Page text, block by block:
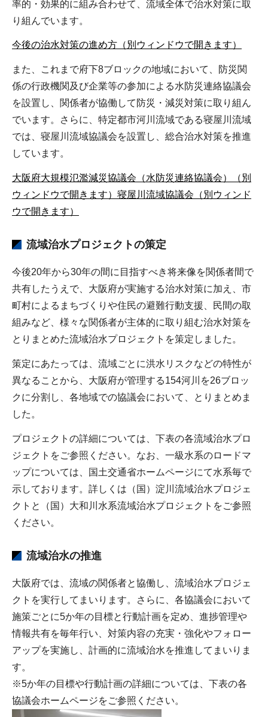
率的・効果的に組み合わせて、流域全体で治水対策に取
り組んでいます。
今後の治水対策の進め方（別ウィンドウで開きます）
また、これまで府下8ブロックの地域において、防災関
係の行政機関及び企業等の参加による水防災連絡協議会
を設置し、関係者が協働して防災・減災対策に取り組ん
でいます。さらに、特定都市河川流域である寝屋川流域
では、寝屋川流域協議会を設置し、総合治水対策を推進
しています。
大阪府大規模氾濫減災協議会（水防災連絡協議会）（別
ウィンドウで開きます） 寝屋川流域協議会（別ウィンド
ウで開きます）
流域治水プロジェクトの策定
今後20年から30年の間に目指すべき将来像を関係者間で
共有したうえで、大阪府が実施する治水対策に加え、市
町村によるまちづくりや住民の避難行動支援、民間の取
組みなど、様々な関係者が主体的に取り組む治水対策を
とりまとめた流域治水プロジェクトを策定しました。
策定にあたっては、流域ごとに洪水リスクなどの特性が
異なることから、大阪府が管理する154河川を26ブロッ
クに分割し、各地域での協議会において、とりまとめま
した。
プロジェクトの詳細については、下表の各流域治水プロ
ジェクトをご参照ください。なお、一級水系のロードマ
ップについては、国土交通省ホームページにて水系毎で
示しております。詳しくは（国）淀川流域治水プロジェ
クトと（国）大和川水系流域治水プロジェクトをご参照
ください。
流域治水の推進
大阪府では、流域の関係者と協働し、流域治水プロジェ
クトを実行してまいります。さらに、各協議会において
施策ごとに5か年の目標と行動計画を定め、進捗管理や
情報共有を毎年行い、対策内容の充実・強化やフォロー
アップを実施し、計画的に流域治水を推進してまいりま
す。
※5か年の目標や行動計画の詳細については、下表の各
協議会ホームページをご参照ください。